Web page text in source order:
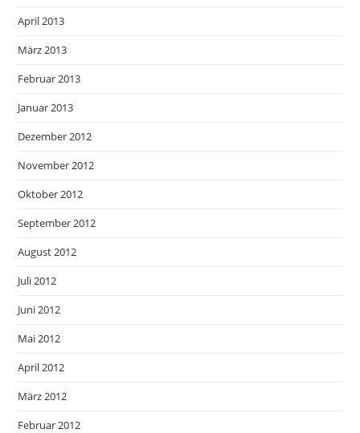
April 2013
März 2013
Februar 2013
Januar 2013
Dezember 2012
November 2012
Oktober 2012
September 2012
August 2012
Juli 2012
Juni 2012
Mai 2012
April 2012
März 2012
Februar 2012